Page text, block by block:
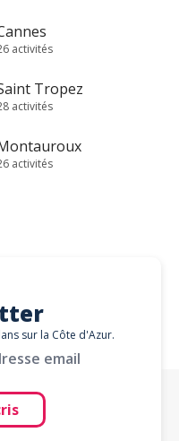
activités
Tropez
activités
activités
sur la Côte d'Azur.
email